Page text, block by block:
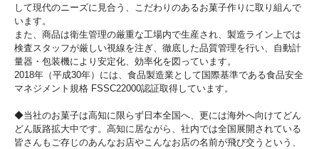
して現代のニーズに見合う、こだわりのあるお菓子作りに取り組んで
います。
また、商品は衛生管理の厳重な工場内で生産され、製造ライン上では
検査スタッフが厳しい視線を注ぎ、徹底した品質管理を行い、自動計
量器・包装機により安定化、効率化を図っています。
2018年（平成30年）には、食品製造業として国際基準である食品安全
マネジメント規格 FSSC22000認証取得しています。
◆当社のお菓子は高知に限らず日本全国へ、更には海外へ向けてどん
どん販路拡大中です。高知に居ながら、社内では全国展開されている
皆さんもご存じのあんなお店やこんなお店の名前が飛び交うという、